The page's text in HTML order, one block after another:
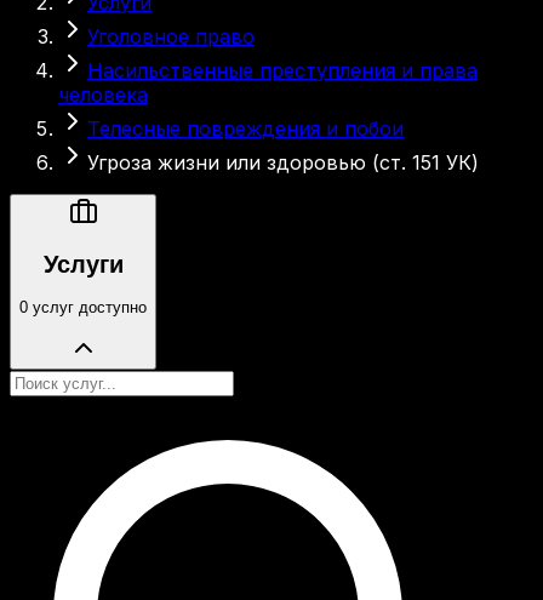
Уголовное право
Насильственные преступления и права
человека
Телесные повреждения и побои
Угроза жизни или здоровью (ст. 151 УК)
Услуги
0 услуг доступно